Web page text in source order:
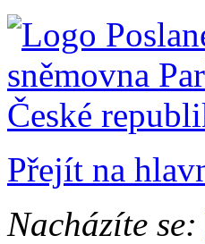
Přejít na
Nacházíte se: